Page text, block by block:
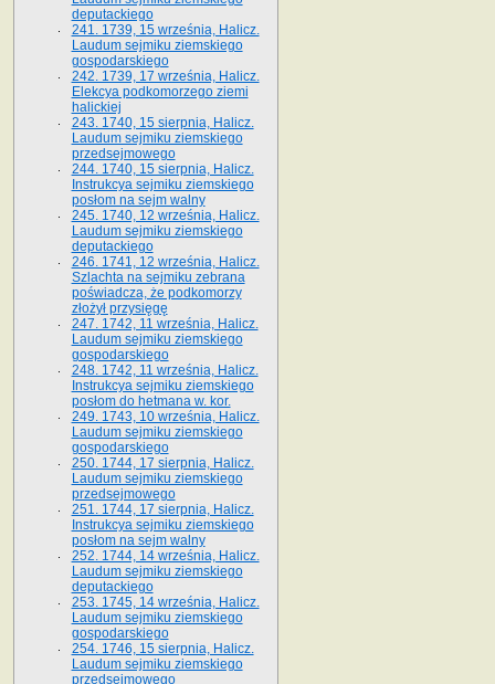
deputackiego
241. 1739, 15 września, Halicz.
Laudum sejmiku ziemskiego
gospodarskiego
242. 1739, 17 września, Halicz.
Elekcya podkomorzego ziemi
halickiej
243. 1740, 15 sierpnia, Halicz.
Laudum sejmiku ziemskiego
przedsejmowego
244. 1740, 15 sierpnia, Halicz.
Instrukcya sejmiku ziemskiego
posłom na sejm walny
245. 1740, 12 września, Halicz.
Laudum sejmiku ziemskiego
deputackiego
246. 1741, 12 września, Halicz.
Szlachta na sejmiku zebrana
poświadcza, że podkomorzy
złożył przysięgę
247. 1742, 11 września, Halicz.
Laudum sejmiku ziemskiego
gospodarskiego
248. 1742, 11 września, Halicz.
Instrukcya sejmiku ziemskiego
posłom do hetmana w. kor.
249. 1743, 10 września, Halicz.
Laudum sejmiku ziemskiego
gospodarskiego
250. 1744, 17 sierpnia, Halicz.
Laudum sejmiku ziemskiego
przedsejmowego
251. 1744, 17 sierpnia, Halicz.
Instrukcya sejmiku ziemskiego
posłom na sejm walny
252. 1744, 14 września, Halicz.
Laudum sejmiku ziemskiego
deputackiego
253. 1745, 14 września, Halicz.
Laudum sejmiku ziemskiego
gospodarskiego
254. 1746, 15 sierpnia, Halicz.
Laudum sejmiku ziemskiego
przedsejmowego